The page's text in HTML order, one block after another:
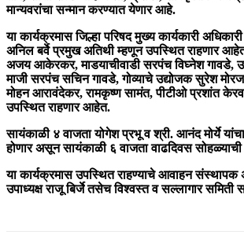
मान्यवरांचा सन्मान करण्यात येणार आहे.
या कार्यक्रमास जिल्हा परिषद मुख्य कार्यकारी
अनिल बर्वे प्रमुख अतिथी म्हणून उपस्थित राहणार
अजय आकेरकर, माडयाचीवाडी सरपंच विघ्नेश गावडे,
माजी सरपंच सचिन गावडे, गोव्याचे उद्योजक सुरेश
मोहन आरावंदेकर, रामकृष्ण सामंत, पीटीओ प्रशांत
उपस्थित राहणार आहेत.
सायंकाळी ४ वाजता योगेश प्रभू व श्री. आनंद मोर्ये
होणार असून सायंकाळी ६ वाजता वाढदिवस
या कार्यक्रमास उपस्थित राहण्याचे आवाहन संस्थापक
उपाध्यक्ष राजू बिर्जे तसेच विश्वस्त व सल्लागार